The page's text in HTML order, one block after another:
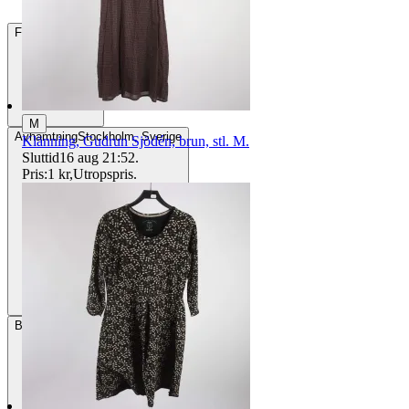
Frakt
AvhämtningStockholm, Sverige
Betalning Via Tradera
M
Klänning, Gudrun Sjödén, brun, stl. M.
Sluttid16 aug 21:52.
Pris:1 kr,Utropspris.